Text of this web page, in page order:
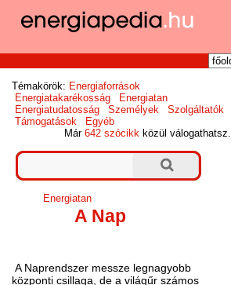
Témakörök: Energiaforrások
Energiatakarékosság
Energiatan
Energiatudatosság
Személyek
Szolgáltatók
Támogatások
Egyéb
Már642 szócikk közül válogathatsz.
Energiatan
A Nap
A Naprendszer messze legnagyobb
központi csillaga, de a világűr számos